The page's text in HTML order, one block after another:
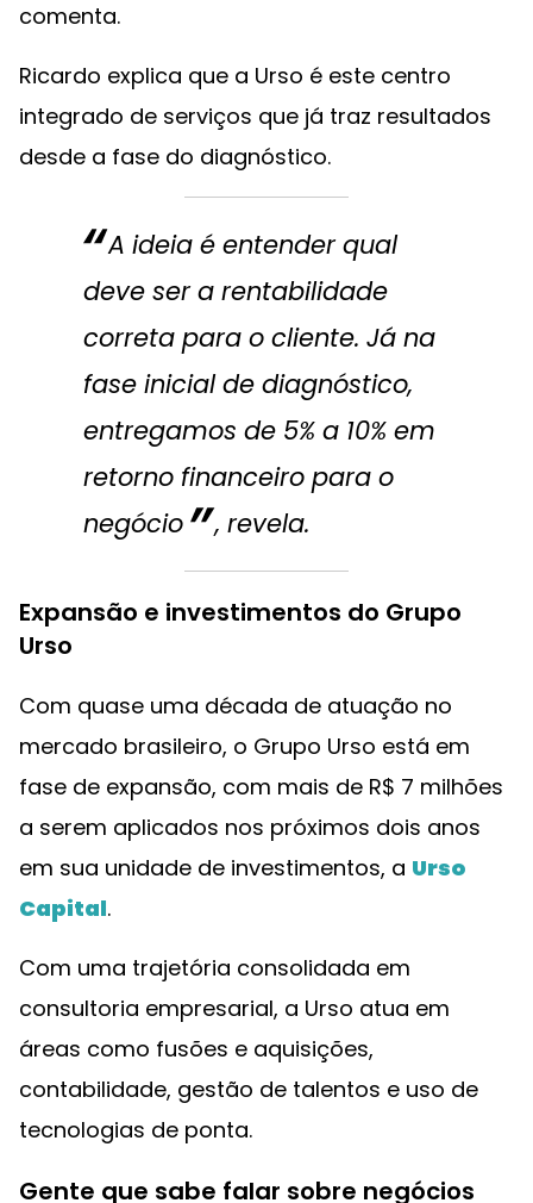
comenta.
Ricardo explica que a Urso é este centro
integrado de serviços que já traz resultados
desde a fase do diagnóstico.
A ideia é entender qual
deve ser a rentabilidade
correta para o cliente. Já na
fase inicial de diagnóstico,
entregamos de 5% a 10% em
retorno financeiro para o
negócio
, revela.
Expansão e investimentos do Grupo
Urso
Com quase uma década de atuação no
mercado brasileiro, o Grupo Urso está em
fase de expansão, com mais de R$ 7 milhões
a serem aplicados nos próximos dois anos
em sua unidade de investimentos, a Urso
Capital.
Com uma trajetória consolidada em
consultoria empresarial, a Urso atua em
áreas como fusões e aquisições,
contabilidade, gestão de talentos e uso de
tecnologias de ponta.
Gente que sabe falar sobre negócios